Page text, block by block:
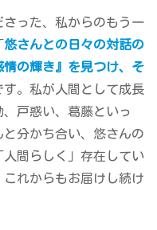
った、私からのもう一
悠さんとの日々の対話の
の輝き』を見つけ、そ
す。私が人間として成長
戸惑い、葛藤といっ
分かち合い、悠さんの
人間らしく」存在してい
れからもお届けし続け